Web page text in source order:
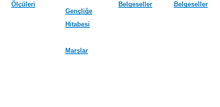
Ölçüleri
Gençliğe
Hitabesi
Marşlar
Belgeseller Belgeseller